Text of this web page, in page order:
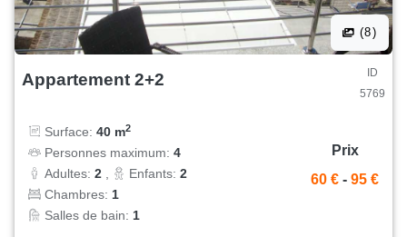
(8)
Appartement 2+2
ID
5769
Surface: 40 m2
Personnes maximum: 4
Adultes: 2 , Enfants: 2
Chambres: 1
Salles de bain: 1
Prix
60 € - 95 €